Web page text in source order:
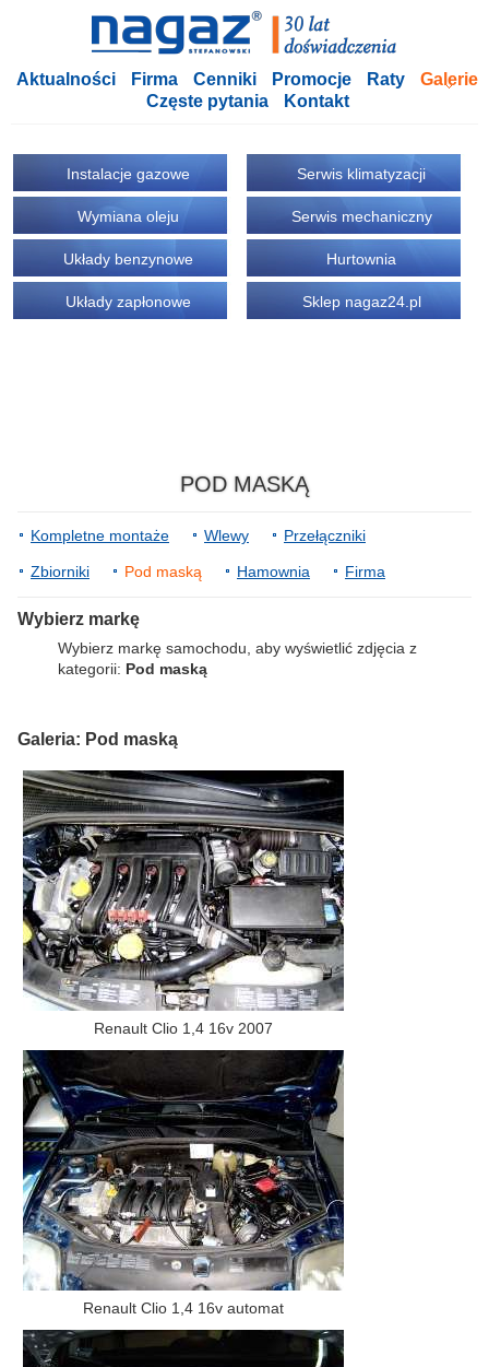
Aktualności Firma Cenniki Promocje Raty
Galerie
Częste pytania
Kontakt
Instalacje gazowe
Wymiana oleju
Układy benzynowe
Układy zapłonowe
Serwis klimatyzacji
Serwis mechaniczny
Hurtownia
Sklep nagaz24.pl
POD MASKĄ
Kompletne montaże Wlewy Przełączniki
Zbiorniki Pod maską Hamownia Firma
Wybierz markę
Wybierz markę samochodu, aby wyświetlić zdjęcia z
kategorii: Pod maską
Galeria: Pod maską
Renault Clio 1,4 16v 2007
Renault Clio 1,4 16v automat